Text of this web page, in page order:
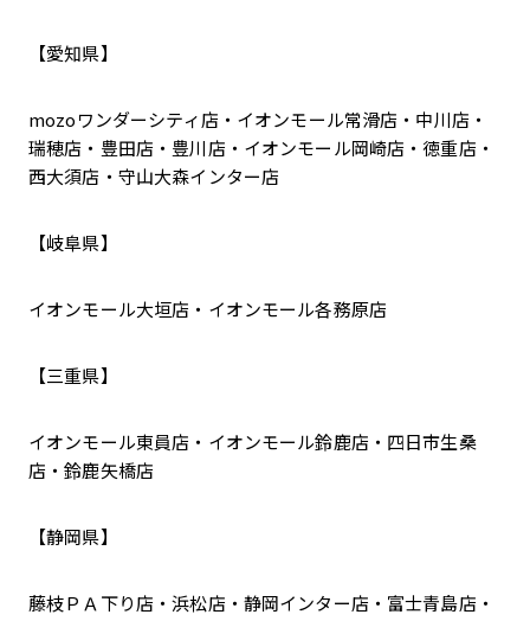
【愛知県】
mozoワンダーシティ店・イオンモール常滑店・中川店・
瑞穂店・豊田店・豊川店・イオンモール岡崎店・徳重店・
西大須店・守山大森インター店
【岐阜県】
イオンモール大垣店・イオンモール各務原店
【三重県】
イオンモール東員店・イオンモール鈴鹿店・四日市生桑
店・鈴鹿矢橋店
【静岡県】
藤枝ＰＡ下り店・浜松店・静岡インター店・富士青島店・